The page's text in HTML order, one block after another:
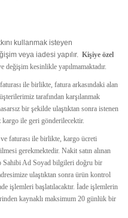
kullanmak isteyen
veya iadesi yapılır. Kişiye özel
değişim kesinlikle yapılmamaktadır.
ile birlikte, fatura arkasındaki alan
tarafından karşılanmak
bir şekilde ulaştıktan sonra istenen
kargo ile geri gönderilecektir.
faturası ile birlikte, kargo ücreti
gerekmektedir. Nakit satın alınan
Sahibi Ad Soyad bilgileri doğru bir
ulaştıktan sonra ürün kontrol
işlemleri başlatılacaktır. İade işlemlerin
kaynaklı maksimum 20 günlük bir